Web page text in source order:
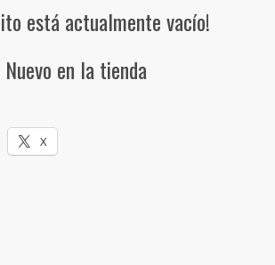
está actualmente vacío!
Nuevo en la tienda
X